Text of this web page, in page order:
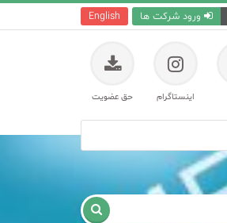
English ورود شرکت ها
اینستاگرام حق عضویت
